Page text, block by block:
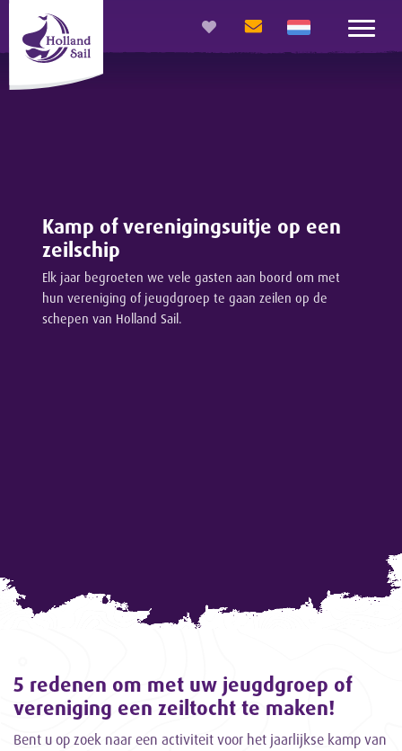
Kamp of verenigingsuitje op een
zeilschip
Elk jaar begroeten we vele gasten aan boord om met
hun vereniging of jeugdgroep te gaan zeilen op de
schepen van Holland Sail.
5 redenen om met uw jeugdgroep of
vereniging een zeiltocht te maken!
Bent u op zoek naar een activiteit voor het jaarlijkse kamp van